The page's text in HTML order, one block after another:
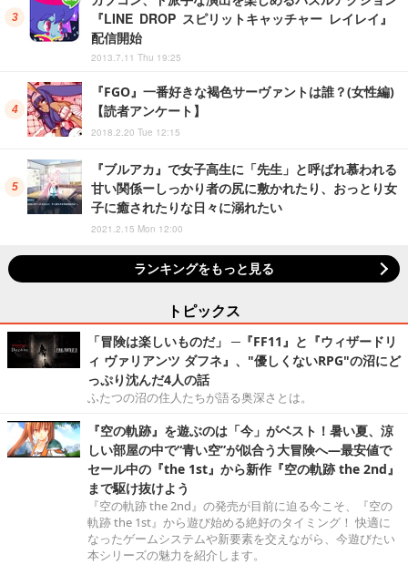
『LINE DROP スピリットキャッチャー レイレイ』
配信開始
2013.7.11 Thu 19:25
『FGO』一番好きな褐色サーヴァントは誰？(女性編)
【読者アンケート】
2018.2.20 Tue 12:15
『ブルアカ』で女子高生に「先生」と呼ばれ慕われる
甘い関係ーしっかり者の尻に敷かれたり、おっとり女
子に癒されたりな日々に溺れたい
2021.2.15 Mon 12:00
ランキングをもっと見る
トピックス
「冒険は楽しいものだ」 ─『FF11』と『ウィザードリ
ィ ヴァリアンツ ダフネ』、"優しくないRPG"の沼にど
っぷり沈んだ4人の話
ふたつの沼の住人たちが語る奥深さとは。
『空の軌跡』を遊ぶのは「今」がベスト！暑い夏、涼
しい部屋の中で“青い空”が似合う大冒険へ―最安値で
セール中の『the 1st』から新作『空の軌跡 the 2nd』
まで駆け抜けよう
『空の軌跡 the 2nd』の発売が目前に迫る今こそ、『空の
軌跡 the 1st』から遊び始める絶好のタイミング！ 快適に
なったゲームシステムや新要素を交えながら、今遊びたい
本シリーズの魅力を紹介します。